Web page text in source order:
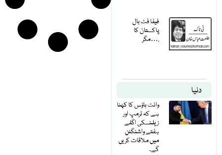
فیفا فٹ بال
پاکستان کا
مگر….
دنیا
وائٹ ہاؤس کا کہنا
ہے کہ ٹرمپ اور
زیلنسکی اگلے
ہفتے واشنگٹن
میں ملاقات کریں
گے۔